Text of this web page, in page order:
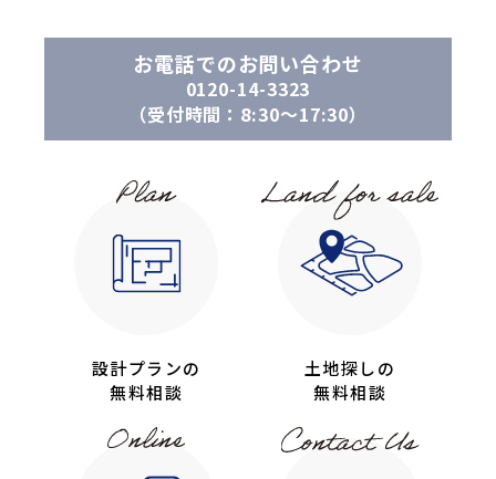
お電話でのお問い合わせ
0120-14-3323
（受付時間：8:30〜17:30）
設計プランの
無料相談
土地探しの
無料相談